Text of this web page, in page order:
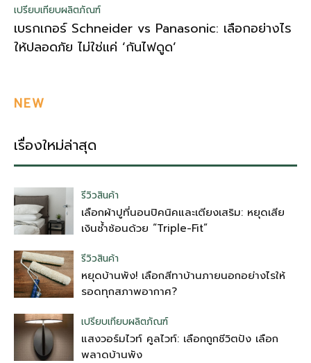
เปรียบเทียบผลิตภัณฑ์
เบรกเกอร์ Schneider vs Panasonic: เลือกอย่างไร
ให้ปลอดภัย ไม่ใช่แค่ ‘กันไฟดูด’
NEW
เรื่องใหม่ล่าสุด
รีวิวสินค้า
เลือกผ้าปูที่นอนปิคนิคและเตียงเสริม: หยุดเสีย
เงินซ้ำซ้อนด้วย “Triple-Fit”
รีวิวสินค้า
หยุดบ้านพัง! เลือกสีทาบ้านภายนอกอย่างไรให้
รอดทุกสภาพอากาศ?
เปรียบเทียบผลิตภัณฑ์
แสงวอร์มไวท์ คูลไวท์: เลือกถูกชีวิตปัง เลือก
พลาดบ้านพัง